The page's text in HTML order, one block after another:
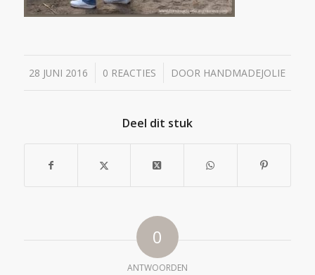
28 JUNI 2016
/ 0 REACTIES
/ DOOR HANDMADEJOLIE
Deel dit stuk
0
ANTWOORDEN